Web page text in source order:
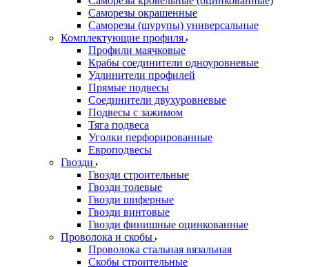
Саморезы окрашенные
Саморезы (шурупы) универсальные
Комплектующие профиля
Профили маячковые
Крабы соединители одноуровневые
Удлинители профилей
Прямые подвесы
Соединители двухуровневые
Подвесы с зажимом
Тяга подвеса
Уголки перфорированные
Европодвесы
Гвозди
Гвозди строительные
Гвозди толевые
Гвозди шиферные
Гвозди винтовые
Гвозди финишные оцинкованные
Проволока и скобы
Проволока стальная вязальная
Скобы строительные